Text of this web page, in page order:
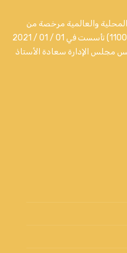
والعالمية مرخصة من
الهيئة العامة لتنظيم الإعلام رقم (1100666) تأسست في 01 / 01 / 2021
مجلس الإدارة سعادة الأستاذ